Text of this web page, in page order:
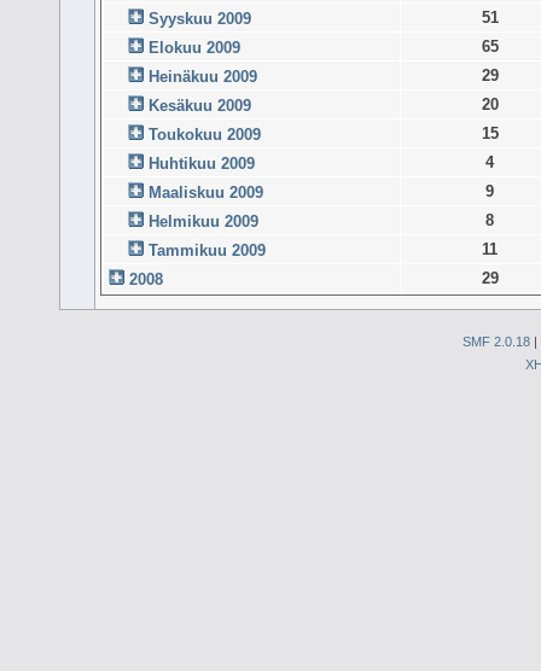
Syyskuu 2009
51
Elokuu 2009
65
Heinäkuu 2009
29
Kesäkuu 2009
20
Toukokuu 2009
15
Huhtikuu 2009
4
Maaliskuu 2009
9
Helmikuu 2009
8
Tammikuu 2009
11
2008
29
SMF 2.0.18 |